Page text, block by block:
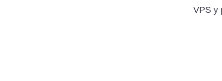
VPS y